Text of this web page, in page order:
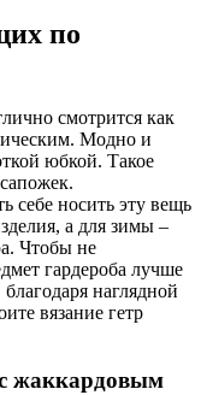
по
смотрится как
Модно и
юбкой. Такое
себе носить эту вещь
а для зимы –
Чтобы не
гардероба лучше
наглядной
вязание гетр
жаккардовым